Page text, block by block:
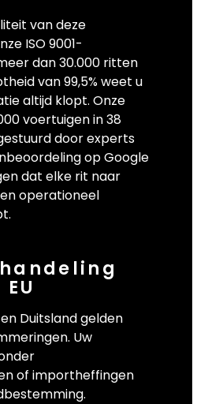
van deze
ISO 9001-
dan 30.000 ritten
van 99,5% weet u
altijd klopt. Onze
voertuigen in 38
door experts
op Google
dat elke rit naar
operationeel
Duitsland gelden
Uw
of importheffingen